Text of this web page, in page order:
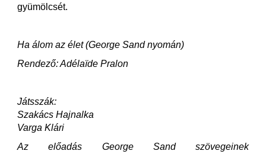
gyümölcsét.
Ha álom az élet (George Sand nyomán)
Rendező: Adélaïde Pralon
Játsszák:
Szakács Hajnalka
Varga Klári
Az előadás George Sand szövegeinek